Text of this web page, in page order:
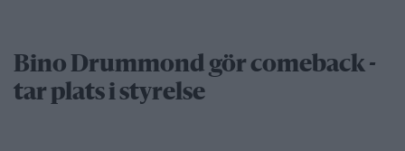
Bino Drummond gör comeback -
tar plats i styrelse